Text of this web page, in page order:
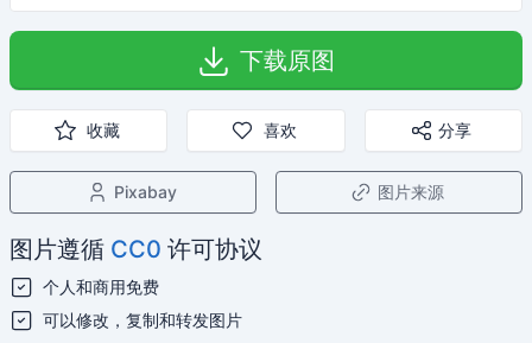
下载原图
收藏 喜欢 分享
Pixabay 图片来源
图片遵循 CC0 许可协议
个人和商用免费
可以修改，复制和转发图片